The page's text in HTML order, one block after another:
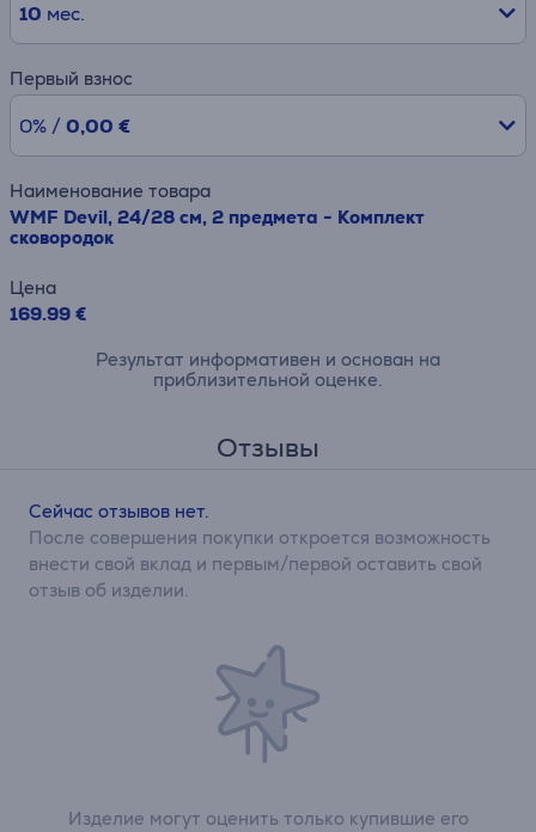
10 мес.
Первый взнос
0% / 0,00 €
Наименование товара
WMF Devil, 24/28 см, 2 предмета - Комплект
сковородок
Цена
169.99 €
Результат информативен и основан на
приблизительной оценке.
Отзывы
Изделие могут оценить только купившие его
Сейчас отзывов нет.
После совершения покупки откроется возможность
внести свой вклад и первым/первой оставить свой
отзыв об изделии.